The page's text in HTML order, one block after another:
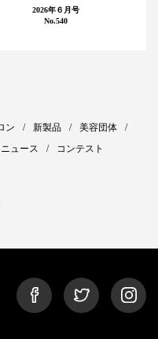
2026年６月号
No.540
ン 新製品
美容団体
ュース コンテスト